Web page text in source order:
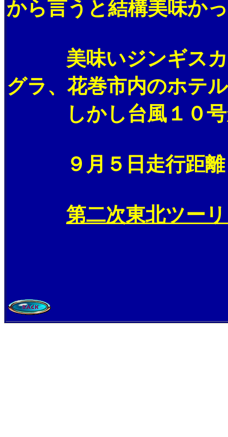
から言うと結構美味か
美味いジンギスカン
グラ、花巻市内のホテ
しかし台風１０号
９月５日走行距離
第二次東北ツー